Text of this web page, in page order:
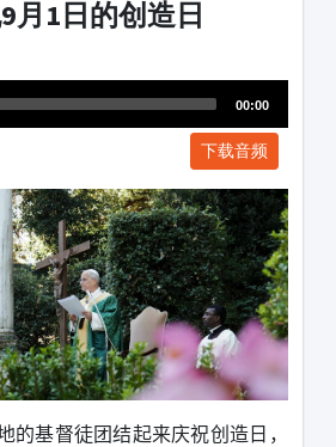
月1日的创造日
00:00
下载音频
的基督徒团结起来庆祝创造日，